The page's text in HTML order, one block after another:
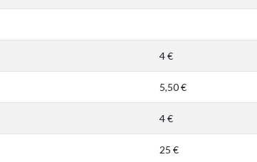
4 €
5,50 €
4 €
25 €